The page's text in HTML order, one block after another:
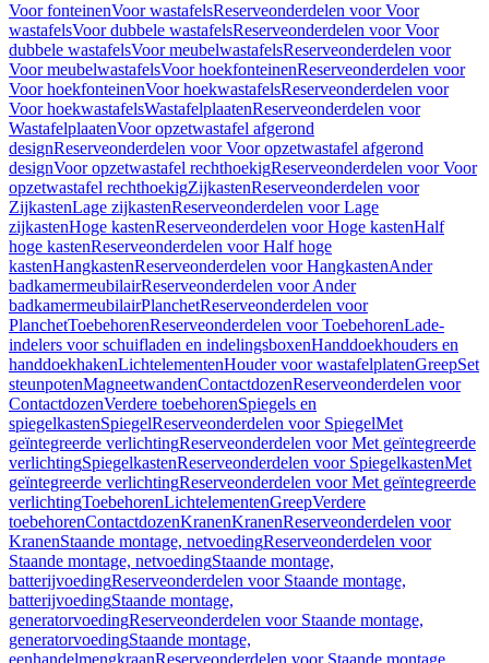
Voor fonteinenVoor wastafelsReserveonderdelen voor Voor
wastafelsVoor dubbele wastafelsReserveonderdelen voor Voor
dubbele wastafelsVoor meubelwastafelsReserveonderdelen voor
Voor meubelwastafelsVoor hoekfonteinenReserveonderdelen voor
Voor hoekfonteinenVoor hoekwastafelsReserveonderdelen voor
Voor hoekwastafelsWastafelplaatenReserveonderdelen voor
WastafelplaatenVoor opzetwastafel afgerond
designReserveonderdelen voor Voor opzetwastafel afgerond
designVoor opzetwastafel rechthoekigReserveonderdelen voor Voor
opzetwastafel rechthoekigZijkastenReserveonderdelen voor
ZijkastenLage zijkastenReserveonderdelen voor Lage
zijkastenHoge kastenReserveonderdelen voor Hoge kastenHalf
hoge kastenReserveonderdelen voor Half hoge
kastenHangkastenReserveonderdelen voor HangkastenAnder
badkamermeubilairReserveonderdelen voor Ander
badkamermeubilairPlanchetReserveonderdelen voor
PlanchetToebehorenReserveonderdelen voor ToebehorenLade-
indelers voor schuifladen en indelingsboxenHanddoekhouders en
handdoekhakenLichtelementenHouder voor wastafelplatenGreepSet
steunpotenMagneetwandenContactdozenReserveonderdelen voor
ContactdozenVerdere toebehorenSpiegels en
spiegelkastenSpiegelReserveonderdelen voor SpiegelMet
geïntegreerde verlichtingReserveonderdelen voor Met geïntegreerde
verlichtingSpiegelkastenReserveonderdelen voor SpiegelkastenMet
geïntegreerde verlichtingReserveonderdelen voor Met geïntegreerde
verlichtingToebehorenLichtelementenGreepVerdere
toebehorenContactdozenKranenKranenReserveonderdelen voor
KranenStaande montage, netvoedingReserveonderdelen voor
Staande montage, netvoedingStaande montage,
batterijvoedingReserveonderdelen voor Staande montage,
batterijvoedingStaande montage,
generatorvoedingReserveonderdelen voor Staande montage,
generatorvoedingStaande montage,
eenhandelmengkraanReserveonderdelen voor Staande montage,